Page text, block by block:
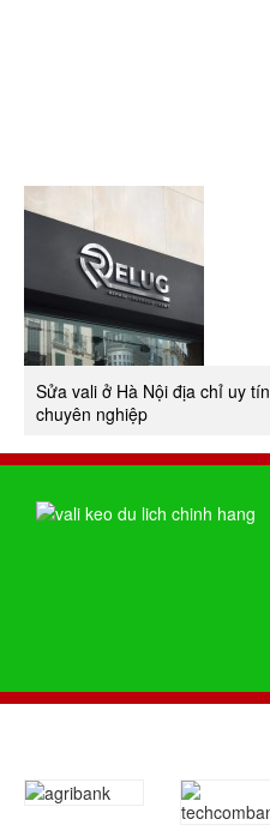
Sửa vali ở Hà Nội địa chỉ uy tín
chuyên nghiệp